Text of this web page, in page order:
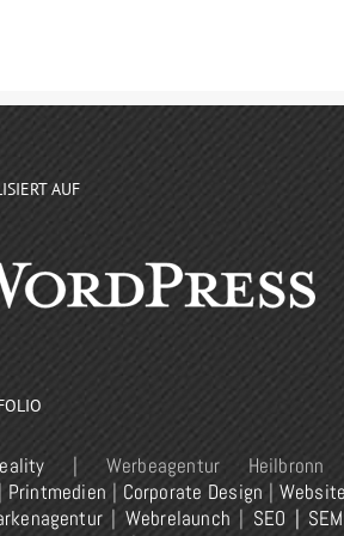
AUF
| Werbeagentur
| Printmedien | Corporate Design | Website
| Webrelaunch | SEO | SEM